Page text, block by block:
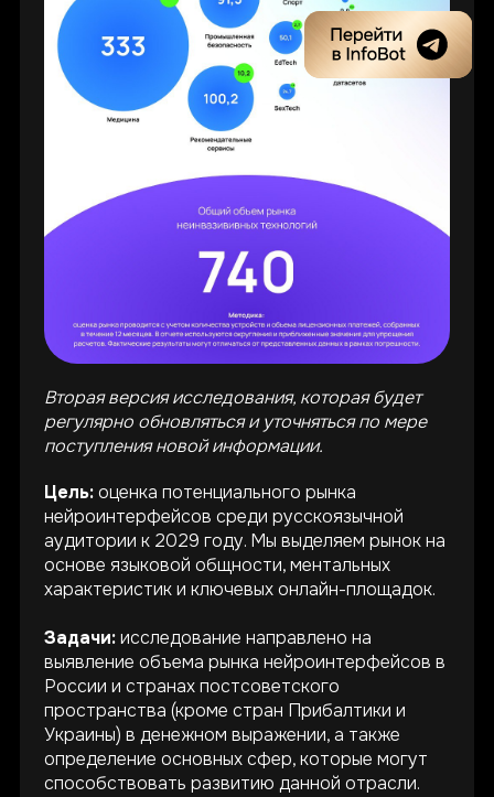
Вторая версия исследования, которая будет
регулярно обновляться и уточняться по мере
поступления новой информации.
Цель:оценка потенциального рынка
нейроинтерфейсов среди русскоязычной
аудитории к 2029 году. Мы выделяем рынок на
основе языковой общности, ментальных
характеристик и ключевых онлайн-площадок.
Задачи:исследование направлено на
выявление объема рынка нейроинтерфейсов в
России и странах постсоветского
пространства (кроме стран Прибалтики и
Украины) в денежном выражении, а также
определение основных сфер, которые могут
способствовать развитию данной отрасли.